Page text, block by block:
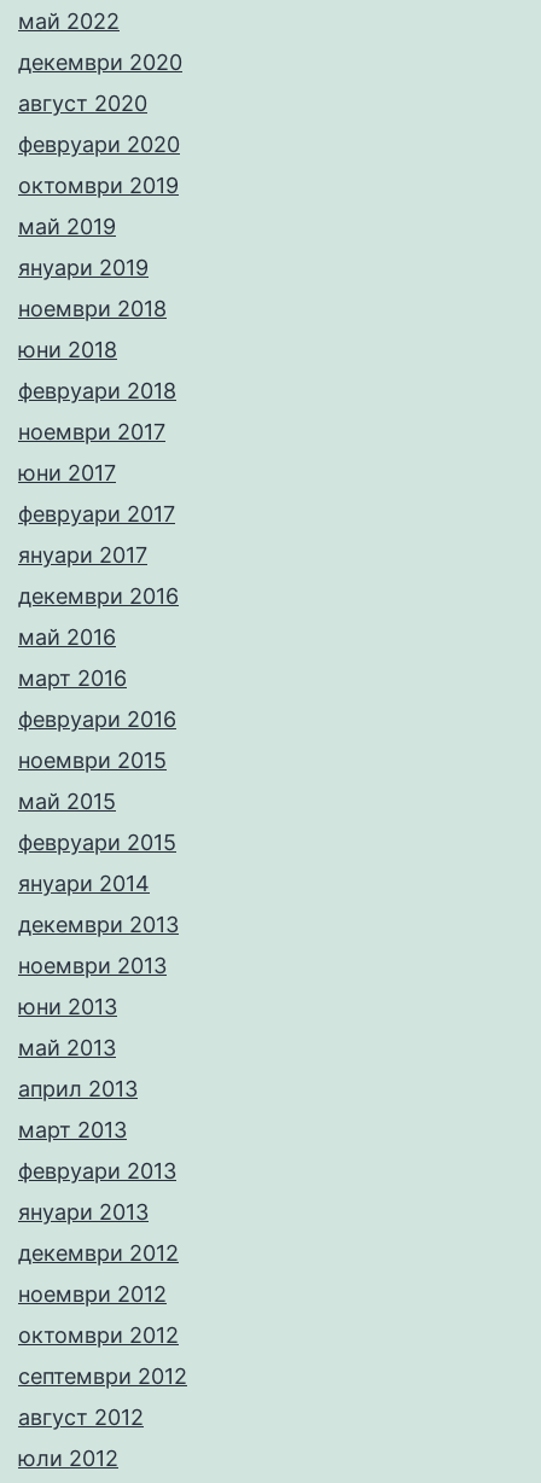
май 2022
декември 2020
август 2020
февруари 2020
октомври 2019
май 2019
януари 2019
ноември 2018
юни 2018
февруари 2018
ноември 2017
юни 2017
февруари 2017
януари 2017
декември 2016
май 2016
март 2016
февруари 2016
ноември 2015
май 2015
февруари 2015
януари 2014
декември 2013
ноември 2013
юни 2013
май 2013
април 2013
март 2013
февруари 2013
януари 2013
декември 2012
ноември 2012
октомври 2012
септември 2012
август 2012
юли 2012